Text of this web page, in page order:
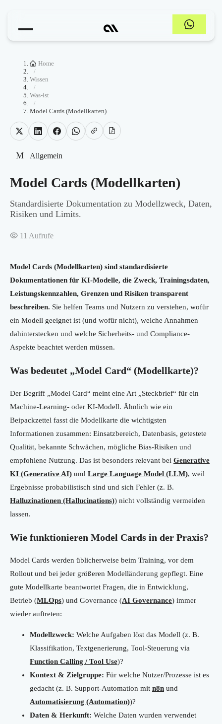
Home
/
Wissen
/
Was-ist
/
Model Cards (Modellkarten)
M Allgemein
Model Cards (Modellkarten)
Standardisierte Dokumentation zu Modellzweck, Daten,
Risiken und Limits.
11 Aufrufe
Model Cards (Modellkarten) sind standardisierte
Dokumentationen für KI-Modelle, die Zweck, Trainingsdaten,
Leistungskennzahlen, Grenzen und Risiken transparent
beschreiben. Sie helfen Teams und Nutzern zu verstehen, wofür
ein Modell geeignet ist (und wofür nicht), welche Annahmen
dahinterstecken und welche Sicherheits- und Compliance-
Aspekte beachtet werden müssen.
Was bedeutet „Model Card“ (Modellkarte)?
Der Begriff „Model Card“ meint eine Art „Steckbrief“ für ein
Machine-Learning- oder KI-Modell. Ähnlich wie ein
Beipackzettel fasst die Modellkarte die wichtigsten
Informationen zusammen: Einsatzbereich, Datenbasis, getestete
Qualität, bekannte Schwächen, mögliche Bias-Risiken und
empfohlene Nutzung. Das ist besonders relevant bei Generative
KI (Generative AI) und Large Language Model (LLM), weil
Ergebnisse probabilistisch sind und sich Fehler (z. B.
Halluzinationen (Hallucinations)) nicht vollständig vermeiden
lassen.
Wie funktionieren Model Cards in der Praxis?
Model Cards werden üblicherweise beim Training, vor dem
Rollout und bei jeder größeren Modelländerung gepflegt. Eine
gute Modellkarte beantwortet Fragen, die in Entwicklung,
Betrieb (MLOps) und Governance (AI Governance) immer
wieder auftreten:
Modellzweck: Welche Aufgaben löst das Modell (z. B.
Klassifikation, Textgenerierung, Tool-Steuerung via
Function Calling / Tool Use)?
Kontext & Zielgruppe: Für welche Nutzer/Prozesse ist es
gedacht (z. B. Support-Automation mit n8n und
Automatisierung (Automation))?
Daten & Herkunft: Welche Daten wurden verwendet